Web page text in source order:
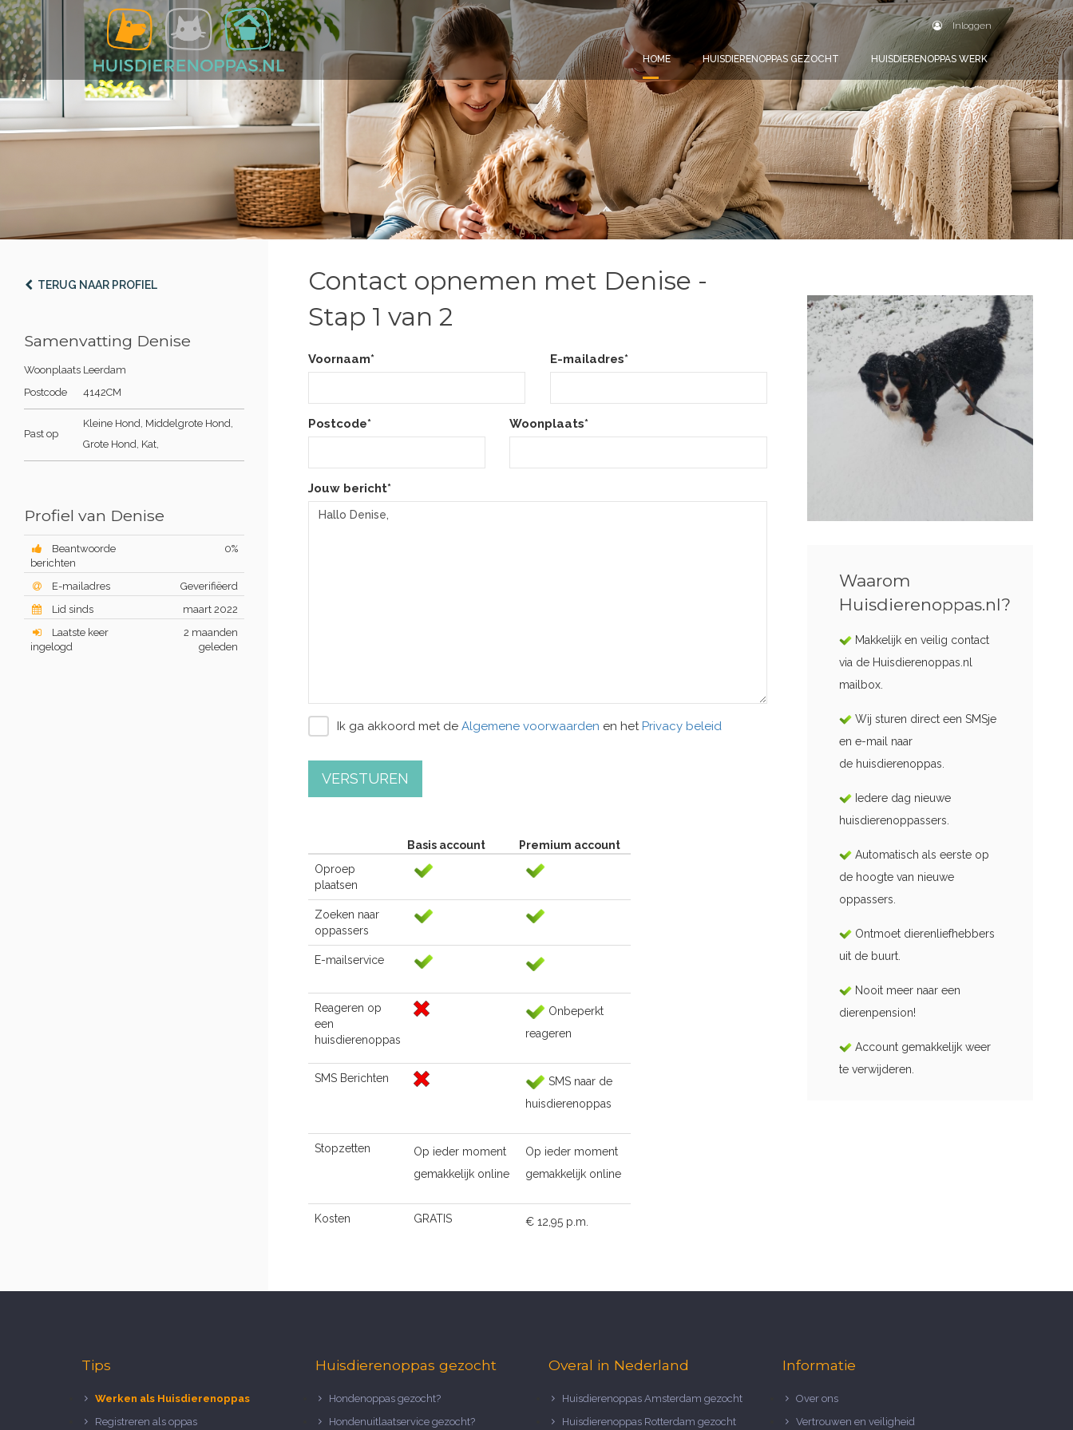
Inloggen
HOME HUISDIERENOPPAS GEZOCHT HUISDIERENOPPAS WERK
TERUG NAAR PROFIEL
Samenvatting Denise
Woonplaats Leerdam
Postcode
4142CM
Past op
Kleine Hond, Middelgrote Hond,
Grote Hond, Kat,
Profiel van Denise
Beantwoorde
berichten
0%
E-mailadres
Geverifiëerd
Lid sinds
maart 2022
Laatste keer
ingelogd
2 maanden
geleden
Contact opnemen met Denise -
Stap 1 van 2
Voornaam* E-mailadres*
Postcode* Woonplaats*
Jouw bericht*
Ik ga akkoord met de Algemene voorwaarden en het Privacy beleid
VERSTUREN
Basis account
Premium account
Oproep
plaatsen
Zoeken naar
oppassers
E-mailservice
Reageren op
een
huisdierenoppas
Onbeperkt
reageren
SMS Berichten
SMS naar de
huisdierenoppas
Stopzetten
Op ieder moment
gemakkelijk online
Op ieder moment
gemakkelijk online
Kosten GRATIS € 12,95 p.m.
Waarom
Huisdierenoppas.nl?
Makkelijk en veilig contact
via de Huisdierenoppas.nl
mailbox.
Wij sturen direct een SMSje
en e-mail naar
de huisdierenoppas.
Iedere dag nieuwe
huisdierenoppassers.
Automatisch als eerste op
de hoogte van nieuwe
oppassers.
Ontmoet dierenliefhebbers
uit de buurt.
Nooit meer naar een
dierenpension!
Account gemakkelijk weer
te verwijderen.
Tips
Werken als Huisdierenoppas
Registreren als oppas
Huisdierenoppas gezocht
Hondenoppas gezocht?
Hondenuitlaatservice gezocht?
Overal in Nederland
Huisdierenoppas Amsterdam gezocht
Huisdierenoppas Rotterdam gezocht
Informatie
Over ons
Vertrouwen en veiligheid